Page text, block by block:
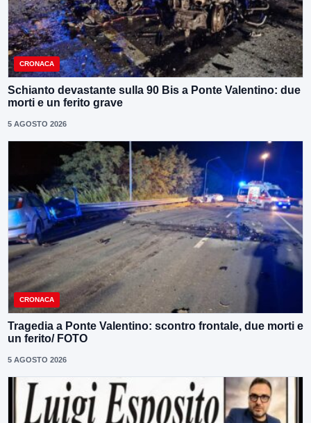
CRONACA
Schianto devastante sulla 90 Bis a Ponte Valentino: due
morti e un ferito grave
5 AGOSTO 2026
CRONACA
Tragedia a Ponte Valentino: scontro frontale, due morti e
un ferito/ FOTO
5 AGOSTO 2026